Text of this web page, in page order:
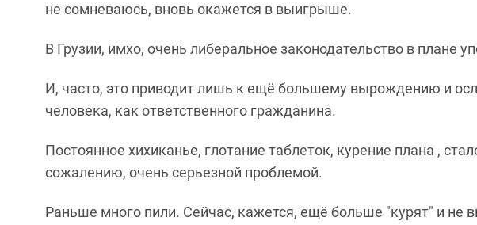
не сомневаюсь, вновь окажется в выигрыше.
В Грузии, имхо, очень либеральное законодательство в плане
И, часто, это приводит лишь к ещё большему вырождению и
человека, как ответственного гражданина.
Постоянное хихиканье, глотание таблеток, курение плана ,
сожалению, очень серьезной проблемой.
Раньше много пили. Сейчас, кажется, ещё больше "курят" и не